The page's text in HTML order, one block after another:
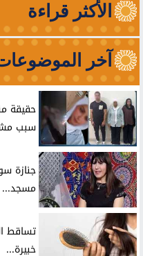
الأكثر قراءة
آخر
حقيقة
سبب
جنازة
مسجد...
خبيرة...